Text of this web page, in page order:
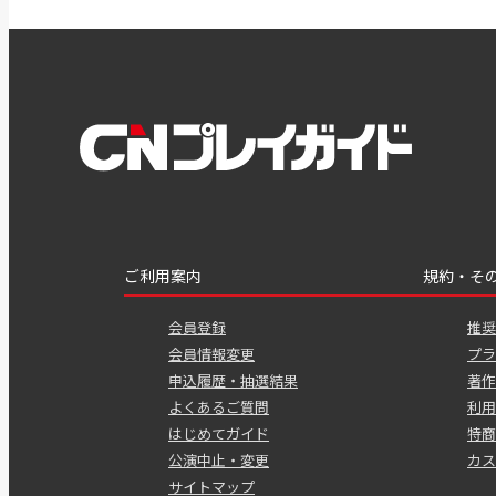
ご利用案内
会員登録
会員情報変更
申込履歴・抽選結果
よくあるご質問
はじめてガイド
公演中止・変更
サイトマップ
規約・そ
推
プ
著
利
特
カ